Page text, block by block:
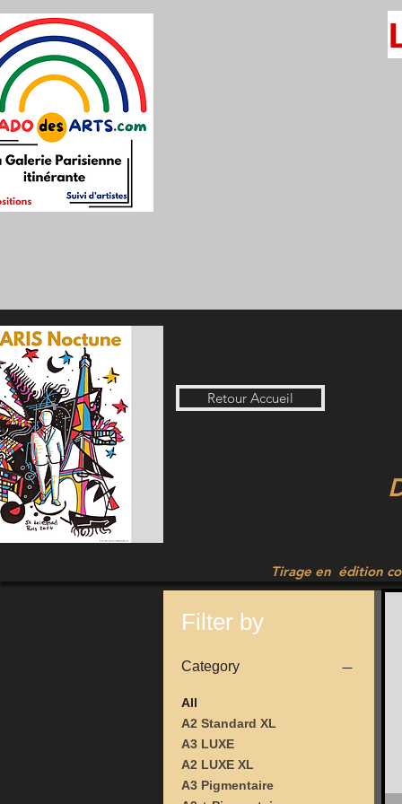
Retour Accueil
Tirage en édition
Filter by
Category
All
A2 Standard XL
A3 LUXE
A2 LUXE XL
A3 Pigmentaire